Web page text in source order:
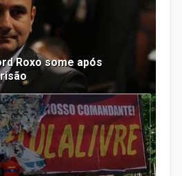
Roxo some após